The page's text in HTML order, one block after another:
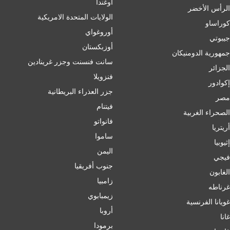
الرأس الأخضر
كوراساو
جيبوتي
جمهورية الدومنيكان
الجزائر
إكوادور
مصر
الصحراء الغربية
أريتريا
إثيوبيا
فيجي
الغابون
غرناطه
غويانا الفرنسية
غانا
أوغندا
الولايات المتحدة الامريكية
أوروغواي
أوزبكستان
سانت فنسنت وجزر غرينادين
فنزويلا
جزر العذراء البريطانية
فيتنام
فانواتو
ساموا
اليمن
جنوب أفريقيا
زامبيا
زيمبابوي
أروبا
برمودا